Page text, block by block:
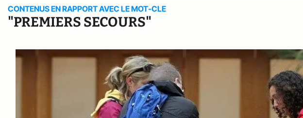
CONTENUS EN RAPPORT AVEC LE MOT-CLE
"PREMIERS SECOURS"